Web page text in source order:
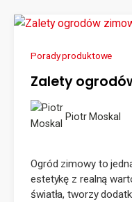
Porady produktowe
Zalety
Piotr Moskal
Ogród zimowy to
estetykę z realną
światła, tworzy